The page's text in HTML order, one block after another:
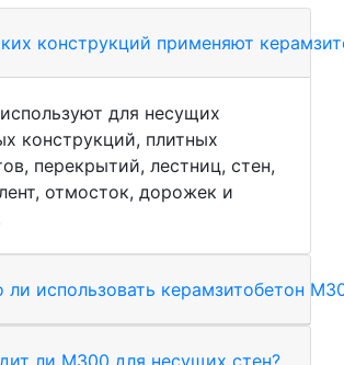
конструкций применяют
для несущих
конструкций, плитных
перекрытий, лестниц, стен,
отмосток, дорожек и
использовать керамзитобетон
ли М300 для несущих стен?